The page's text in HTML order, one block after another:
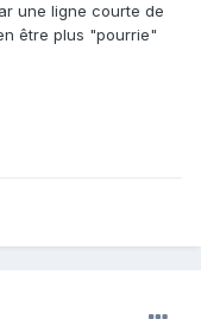
une ligne courte de
être plus "pourrie"